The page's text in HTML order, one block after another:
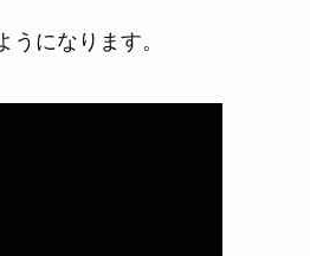
うになります。